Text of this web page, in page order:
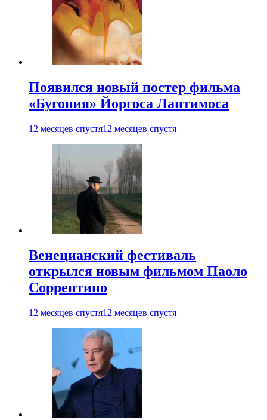
Появился новый постер фильма
«Бугония» Йоргоса Лантимоса
12 месяцев спустя12 месяцев спустя
Венецианский фестиваль
открылся новым фильмом Паоло
Соррентино
12 месяцев спустя12 месяцев спустя